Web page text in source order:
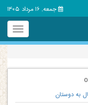
جمعه, 16 مرداد 1405
Toggle
به دوستان